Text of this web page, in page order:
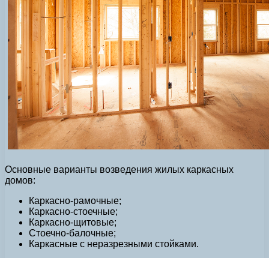
Основные варианты возведения жилых каркасных
домов:
Каркасно-рамочные;
Каркасно-стоечные;
Каркасно-щитовые;
Стоечно-балочные;
Каркасные с неразрезными стойками.